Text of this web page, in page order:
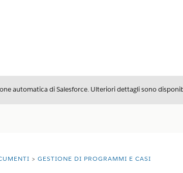
automatica di Salesforce. Ulteriori dettagli sono
GESTIONE DI PROGRAMMI E CASI